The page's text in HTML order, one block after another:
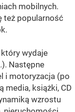
mobilnych.
też popularność
wydaje
Następne
i motoryzacja (po
media, książki, CD
wzrostu